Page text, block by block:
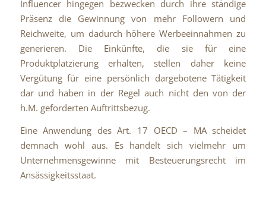
Influencer hingegen bezwecken durch ihre ständige
Präsenz die Gewinnung von mehr Followern und
Reichweite, um dadurch höhere Werbeeinnahmen zu
generieren. Die Einkünfte, die sie für eine
Produktplatzierung erhalten, stellen daher keine
Vergütung für eine persönlich dargebotene Tätigkeit
dar und haben in der Regel auch nicht den von der
h.M. geforderten Auftrittsbezug.
Eine Anwendung des Art. 17 OECD – MA scheidet
demnach wohl aus. Es handelt sich vielmehr um
Unternehmensgewinne mit Besteuerungsrecht im
Ansässigkeitsstaat.